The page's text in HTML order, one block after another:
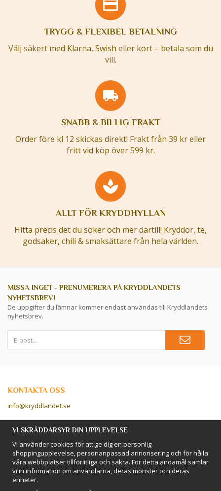
TRYGG & FLEXIBEL BETALNING
Välj säkert med Klarna, Swish eller kort – betala som du
vill.
SNABB & BILLIG FRAKT
Order före kl 12 skickas direkt! Frakt från 39 kr eller
fritt vid köp över 599 kr.
ALLT FÖR KRYDDHYLLAN
Hitta precis det du söker och mer därtill! Kryddor, te,
godsaker, chili & smaksättare från hela världen.
MISSA INGET - PRENUMERERA PÅ KRYDDLANDETS
NYHETSBREV!
De uppgifter du lämnar kommer endast användas till Kryddlandets
nyhetsbrev.
KONTAKTA OSS
info@kryddlandet.se
Följ oss på Facebook!
Följ oss på Instagram!
BETALSÄTT
VI SKRÄDDARSYR DIN UPPLEVELSE
Vi använder cookies för att ge dig en personlig
shoppingupplevelse, personanpassad annonsering och för hålla
våra webbplatser tillförlitliga och säkra. För detta ändamål samlar
vi in information om användarna, deras mönster och deras
enheter.